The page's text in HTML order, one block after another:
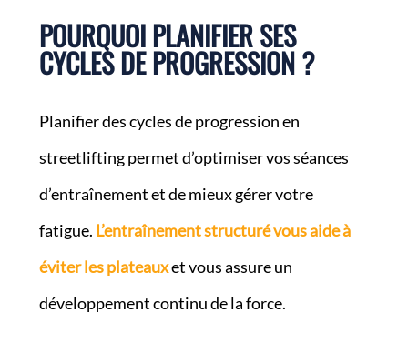
POURQUOI PLANIFIER SES
CYCLES DE PROGRESSION ?
Planifier des cycles de progression en
streetlifting permet d’optimiser vos séances
d’entraînement et de mieux gérer votre
fatigue. L’entraînement structuré vous aide à
éviter les plateauxet vous assure un
développement continu de la force.